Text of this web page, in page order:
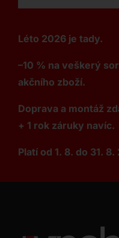
Léto 2026 je tady.
–10 % na veškerý
akčního zboží.
Doprava a montáž
+ 1 rok záruky navíc.
Platí od 1. 8. do 31. 8.